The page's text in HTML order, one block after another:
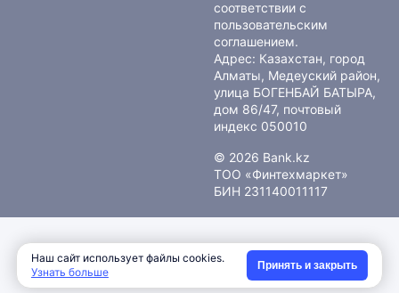
соответствии с
пользовательским
соглашением.
Адрес: Казахстан, город
Алматы, Медеуский район,
улица БОГЕНБАЙ БАТЫРА,
дом 86/47, почтовый
индекс 050010
© 2026 Bank.kz
ТОО «Финтехмаркет»
БИН 231140011117
Наш сайт использует файлы cookies.
Узнать больше
Принять и закрыть